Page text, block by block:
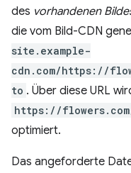
des vorhandenen
die vom Bild-CDN
site.example-
cdn.com/https://
to . Über diese URL
https://
optimiert.
Das angeforderte